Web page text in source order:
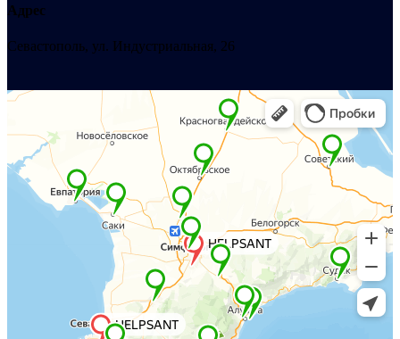
Адрес
Севастополь, ул. Индустриальная, 26